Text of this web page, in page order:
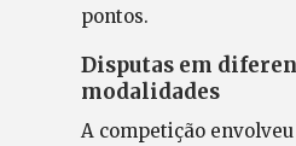
pontos.
Disputas em
modalidades
A competição